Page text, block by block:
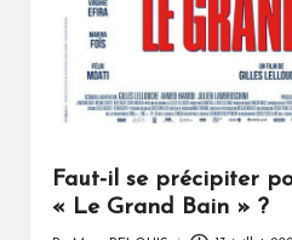
Faut-il se précipiter
« Le Grand Bain » ?